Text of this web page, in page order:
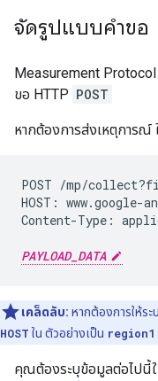
จัดรูปแบบคำขอ
Measurement
ขอ HTTP POST
หากต้องการส่งเหตุการณ์
POST /mp/
HOST: www.google-
Content-Type:
PAYLOAD_DATA
เคล็ดลับ: หากต้องการให้ร
HOST ใน ตัวอย่างเป็น
คุณต้องระบุข้อมูลต่อไปนี้